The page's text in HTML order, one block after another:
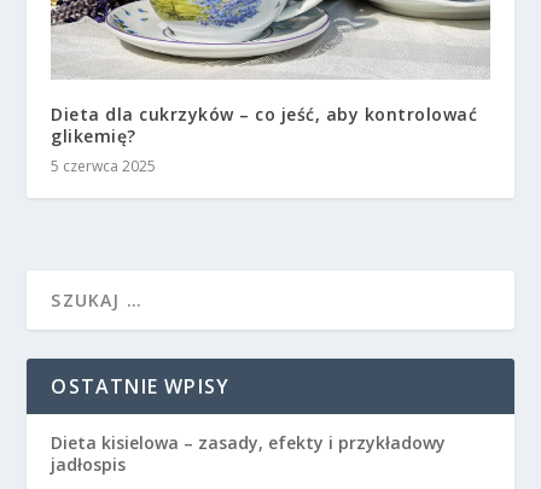
Dieta dla cukrzyków – co jeść, aby kontrolować
glikemię?
5 czerwca 2025
OSTATNIE WPISY
Dieta kisielowa – zasady, efekty i przykładowy
jadłospis